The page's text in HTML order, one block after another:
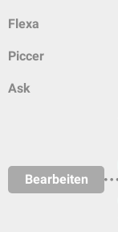
Flexa
Piccer
Ask
Bearbeiten